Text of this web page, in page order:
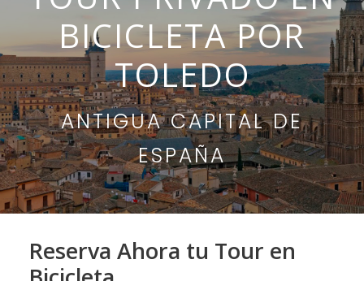
BICICLETA POR
TOLEDO
ANTIGUA CAPITAL DE
ESPAÑA
Reserva Ahora tu Tour en